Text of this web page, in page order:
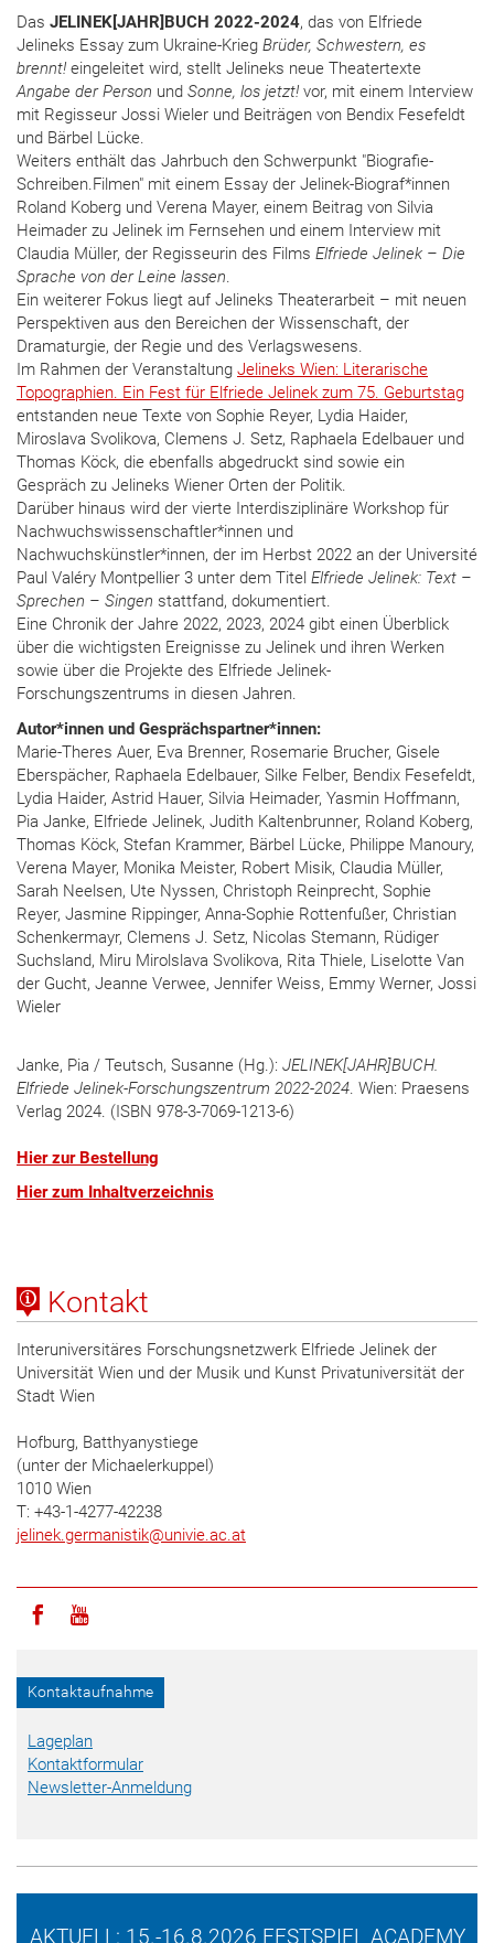
Das JELINEK[JAHR]BUCH 2022-2024, das von Elfriede
Jelineks Essay zum Ukraine-Krieg Brüder, Schwestern, es
brennt! eingeleitet wird, stellt Jelineks neue Theatertexte
Angabe der Person und Sonne, los jetzt! vor, mit einem Interview
mit Regisseur Jossi Wieler und Beiträgen von Bendix Fesefeldt
und Bärbel Lücke.
Weiters enthält das Jahrbuch den Schwerpunkt "Biografie-
Schreiben.Filmen" mit einem Essay der Jelinek-Biograf*innen
Roland Koberg und Verena Mayer, einem Beitrag von Silvia
Heimader zu Jelinek im Fernsehen und einem Interview mit
Claudia Müller, der Regisseurin des Films Elfriede Jelinek – Die
Sprache von der Leine lassen.
Ein weiterer Fokus liegt auf Jelineks Theaterarbeit – mit neuen
Perspektiven aus den Bereichen der Wissenschaft, der
Dramaturgie, der Regie und des Verlagswesens.
Im Rahmen der Veranstaltung Jelineks Wien: Literarische
Topographien. Ein Fest für Elfriede Jelinek zum 75. Geburtstag
entstanden neue Texte von Sophie Reyer, Lydia Haider,
Miroslava Svolikova, Clemens J. Setz, Raphaela Edelbauer und
Thomas Köck, die ebenfalls abgedruckt sind sowie ein
Gespräch zu Jelineks Wiener Orten der Politik.
Darüber hinaus wird der vierte Interdisziplinäre Workshop für
Nachwuchswissenschaftler*innen und
Nachwuchskünstler*innen, der im Herbst 2022 an der Université
Paul Valéry Montpellier 3 unter dem Titel Elfriede Jelinek: Text –
Sprechen – Singen stattfand, dokumentiert.
Eine Chronik der Jahre 2022, 2023, 2024 gibt einen Überblick
über die wichtigsten Ereignisse zu Jelinek und ihren Werken
sowie über die Projekte des Elfriede Jelinek-
Forschungszentrums in diesen Jahren.
Autor*innen und Gesprächspartner*innen:
Marie-Theres Auer, Eva Brenner, Rosemarie Brucher, Gisele
Eberspächer, Raphaela Edelbauer, Silke Felber, Bendix Fesefeldt,
Lydia Haider, Astrid Hauer, Silvia Heimader, Yasmin Hoffmann,
Pia Janke, Elfriede Jelinek, Judith Kaltenbrunner, Roland Koberg,
Thomas Köck, Stefan Krammer, Bärbel Lücke, Philippe Manoury,
Verena Mayer, Monika Meister, Robert Misik, Claudia Müller,
Sarah Neelsen, Ute Nyssen, Christoph Reinprecht, Sophie
Reyer, Jasmine Rippinger, Anna-Sophie Rottenfußer, Christian
Schenkermayr, Clemens J. Setz, Nicolas Stemann, Rüdiger
Suchsland, Miru Mirolslava Svolikova, Rita Thiele, Liselotte Van
der Gucht, Jeanne Verwee, Jennifer Weiss, Emmy Werner, Jossi
Wieler
Janke, Pia / Teutsch, Susanne (Hg.): JELINEK[JAHR]BUCH.
Elfriede Jelinek-Forschungszentrum 2022-2024. Wien: Praesens
Verlag 2024. (ISBN 978-3-7069-1213-6)
Hier zur Bestellung
Hier zum Inhaltverzeichnis
Kontakt
Interuniversitäres Forschungsnetzwerk Elfriede Jelinek der
Universität Wien und der Musik und Kunst Privatuniversität der
Stadt Wien
Hofburg, Batthyanystiege
(unter der Michaelerkuppel)
1010 Wien
T: +43-1-4277-42238
jelinek.germanistik@univie.ac.at
Icon facebook
Icon youtube
Kontaktaufnahme
Lageplan
Kontaktformular
Newsletter-Anmeldung
AKTUELL: 15.-16.8.2026 FESTSPIEL ACADEMY